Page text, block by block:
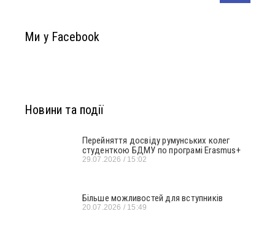
Ми у Facebook
Новини та події
Перейняття досвіду румунських колег
студенткою БДМУ по програмі Erasmus+
29.07.2026 15:02
Більше можливостей для вступників
20.07.2026 15:49